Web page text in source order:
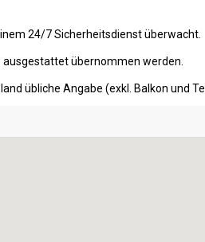
24/7 Sicherheitsdienst überwacht.
übernommen werden.
übliche Angabe (exkl. Balkon und